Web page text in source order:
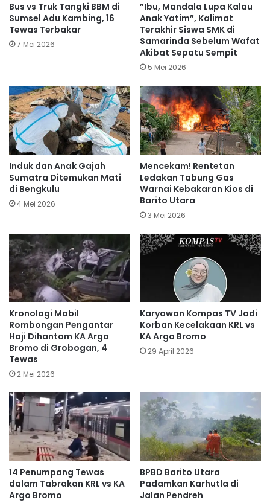
Bus vs Truk Tangki BBM di
Sumsel Adu Kambing, 16
Tewas Terbakar
7 Mei 2026
​”Ibu, Mandala Lupa Kalau
Anak Yatim”, Kalimat
Terakhir Siswa SMK di
Samarinda Sebelum Wafat
Akibat Sepatu Sempit
5 Mei 2026
Induk dan Anak Gajah
Sumatra Ditemukan Mati
di Bengkulu
4 Mei 2026
Mencekam! Rentetan
Ledakan Tabung Gas
Warnai Kebakaran Kios di
Barito Utara
3 Mei 2026
Kronologi Mobil
Rombongan Pengantar
Haji Dihantam KA Argo
Bromo di Grobogan, 4
Tewas
2 Mei 2026
Karyawan Kompas TV Jadi
Korban Kecelakaan KRL vs
KA Argo Bromo
29 April 2026
14 Penumpang Tewas
dalam Tabrakan KRL vs KA
Argo Bromo
BPBD Barito Utara
Padamkan Karhutla di
Jalan Pendreh